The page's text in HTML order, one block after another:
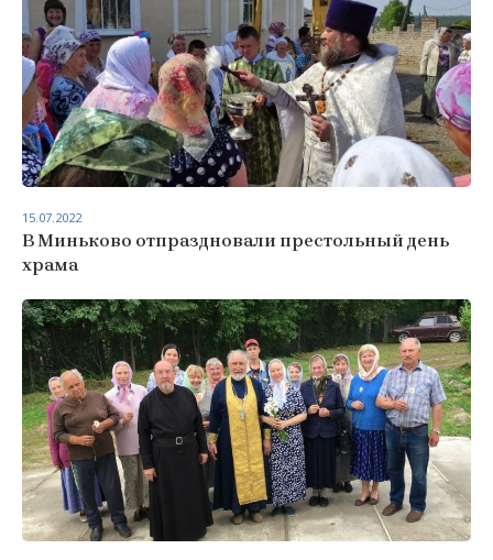
В Миньково отпраздновали престольный день
храма
15.07.2022